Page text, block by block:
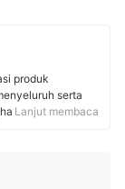
produk
serta
konten
Lanjut membaca